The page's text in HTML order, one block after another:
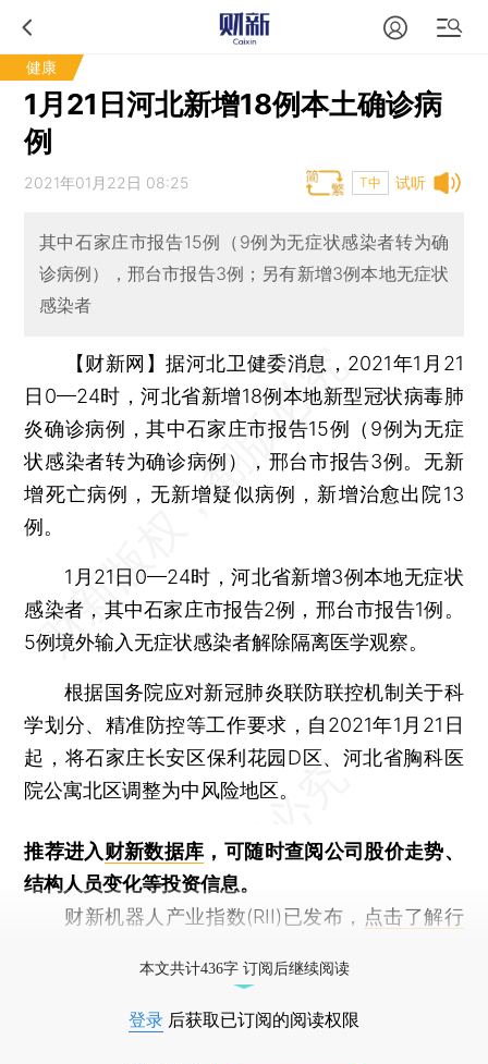
健康
1月21日河北新增18例本土确诊病
例
试听
2021年01月22日 08:25 T中
其中石家庄市报告15例（9例为无症状感染者转为确
诊病例），邢台市报告3例；另有新增3例本地无症状
感染者
【财新网】据河北卫健委消息，2021年1月21
日0—24时，河北省新增18例本地新型冠状病毒肺
炎确诊病例，其中石家庄市报告15例（9例为无症
状感染者转为确诊病例），邢台市报告3例。无新
增死亡病例，无新增疑似病例，新增治愈出院13
例。
1月21日0—24时，河北省新增3例本地无症状
感染者，其中石家庄市报告2例，邢台市报告1例。
5例境外输入无症状感染者解除隔离医学观察。
根据国务院应对新冠肺炎联防联控机制关于科
学划分、精准防控等工作要求，自2021年1月21日
起，将石家庄长安区保利花园D区、河北省胸科医
院公寓北区调整为中风险地区。
推荐进入财新数据库 ，可随时查阅公司股价走势、
结构人员变化等投资信息。
财新机器人产业指数(RII)已发布， 点击了解行
本文共计436字 订阅后继续阅读
登录 后获取已订阅的阅读权限